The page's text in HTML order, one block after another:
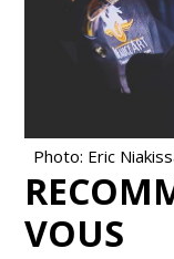
Photo: Eric
VOUS